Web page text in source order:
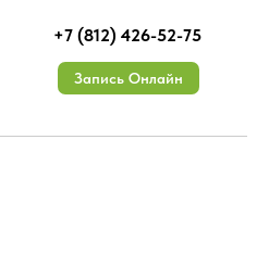
+7 (812) 426-52-75
Запись Онлайн